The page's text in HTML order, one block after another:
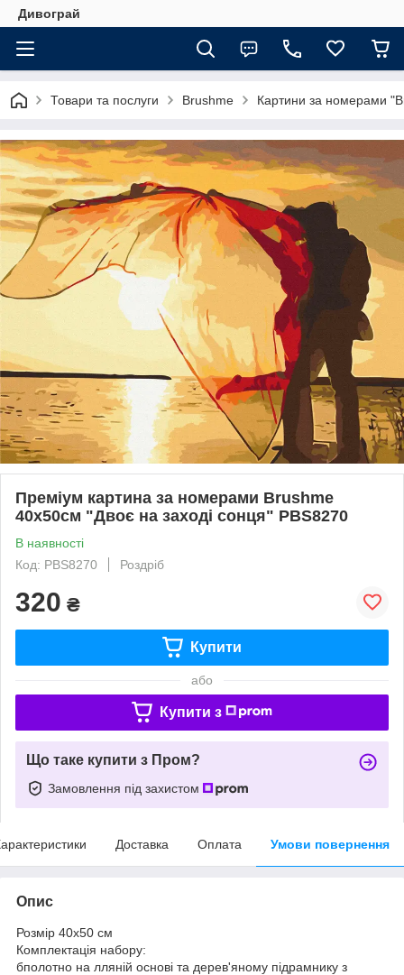
Дивограй
Товари та послуги Brushme Картини за номерами
Преміум картина за номерами Brushme
40x50см "Двоє на заході сонця" PBS8270
В наявності
Код: PBS8270
Роздріб
320 ₴
Купити
або
Купити з
Що таке купити з Пром?
Замовлення під захистом
Доставка Оплата Умови повернення
Опис
Розмір 40x50 см
Комплектація набору:
бполотно на лляній основі та дерев'яному підрамнику з